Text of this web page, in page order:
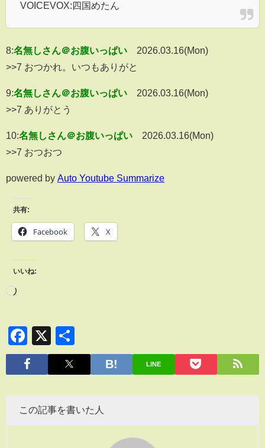
VOICEVOX:四国めたん
8:名無しさん＠お腹いっぱい
2026.03.16(Mon)
>>7 おつかれ。いつもありがと
9:名無しさん＠お腹いっぱい
2026.03.16(Mon)
>>7 ありがとう
10:名無しさん＠お腹いっぱい
2026.03.16(Mon)
>>7 おつおつ
powered by Auto Youtube Summarize
共有:
Facebook X
いいね:
Facebook
X
有
LINE
この記事を書いた人